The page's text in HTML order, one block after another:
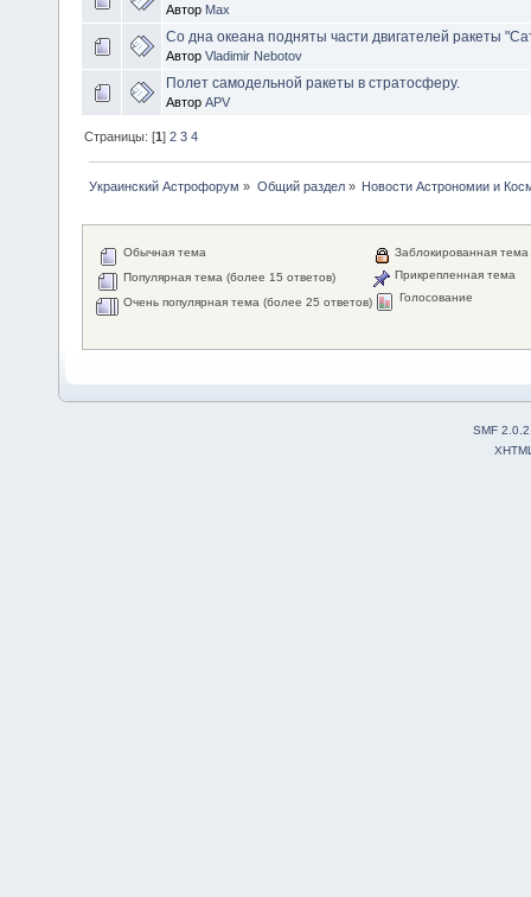
Автор Max
Со дна океана подняты части двигателей ракеты
Автор Vladimir Nebotov
Полет самодельной ракеты в стратосферу.
Автор APV
Страницы: [1]2 3 4
Украинский Астрофорум » Общий раздел» Новости Астрономии и
Обычная тема
Популярная тема (более 15 ответов)
Очень популярная тема (более 25 ответов)
Заблокированная тема
Прикрепленная тема
Голосование
SMF 2.0.2